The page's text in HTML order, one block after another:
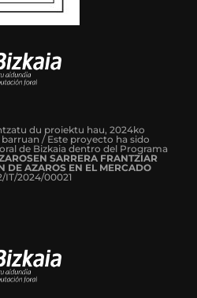
du proiektu hau, 2024ko
/ Este proyecto ha sido
de Bizkaia dentro del Programa
SARRERA FRANTZIAR
DE AZAROS EN EL MERCADO
IT/2024/00021